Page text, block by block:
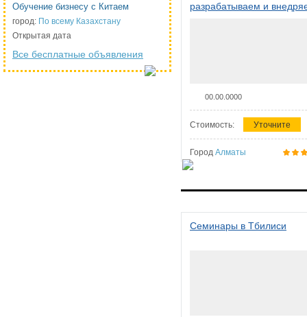
Обучение бизнесу с Китаем
город: По всему Казахстану
Открытая дата
Все бесплатные объявления
разрабатываем и
00.00.0000
Стоимость: Уточните
Город Алматы
Семинары в Тбилиси